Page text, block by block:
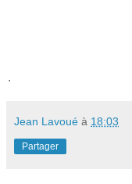
.
Jean Lavoué à 18:03
Partager